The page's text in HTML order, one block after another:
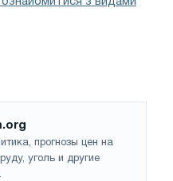
прогнозы цен на
уголь и другие